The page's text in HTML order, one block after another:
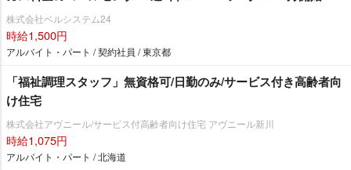
株式会社ベルシステム24
時給1,500円
アルバイト・パート / 契約社員 / 東京都
「福祉調理スタッフ」無資格可/日勤のみ/サービス付き高齢者向
け住宅
株式会社アヴニール/サービス付高齢者向け住宅 アヴニール新川
時給1,075円
アルバイト・パート / 北海道